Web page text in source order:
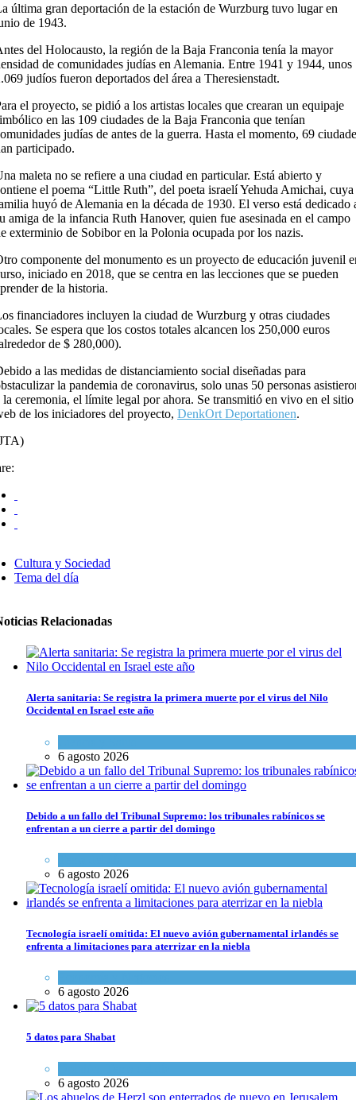
última gran deportación de la estación de Wurzburg tuvo lugar en
de 1943.
del Holocausto, la región de la Baja Franconia tenía la mayor
de comunidades judías en Alemania. Entre 1941 y 1944, unos
judíos fueron deportados del área a Theresienstadt.
el proyecto, se pidió a los artistas locales que crearan un equipaje
en las 109 ciudades de la Baja Franconia que tenían
judías de antes de la guerra. Hasta el momento, 69
participado.
maleta no se refiere a una ciudad en particular. Está abierto y
el poema “Little Ruth”, del poeta israelí Yehuda Amichai, cuya
huyó de Alemania en la década de 1930. El verso está dedicado
amiga de la infancia Ruth Hanover, quien fue asesinada en el campo
exterminio de Sobibor en la Polonia ocupada por los nazis.
componente del monumento es un proyecto de educación juvenil
iniciado en 2018, que se centra en las lecciones que se pueden
de la historia.
financiadores incluyen la ciudad de Wurzburg y otras ciudades
Se espera que los costos totales alcancen los 250,000 euros
de $ 280,000).
a las medidas de distanciamiento social diseñadas para
la pandemia de coronavirus, solo unas 50 personas
la ceremonia, el límite legal por ahora. Se transmitió en vivo en el sitio
de los iniciadores del proyecto, DenkOrt Deportationen.
Cultura y Sociedad
Tema del día
Relacionadas
Alerta sanitaria: Se registra la primera muerte por el virus del Nilo
Occidental en Israel este año
6 agosto 2026
Debido a un fallo del Tribunal Supremo: los tribunales rabínicos se
enfrentan a un cierre a partir del domingo
6 agosto 2026
Tecnología israelí omitida: El nuevo avión gubernamental irlandés se
enfrenta a limitaciones para aterrizar en la niebla
6 agosto 2026
5 datos para Shabat
6 agosto 2026